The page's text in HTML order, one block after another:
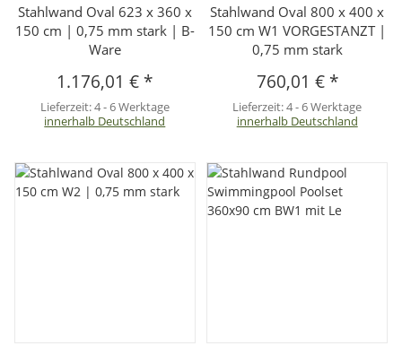
Stahlwand Oval 623 x 360 x
150 cm | 0,75 mm stark | B-
Ware
1.176,01 € *
Lieferzeit:4 - 6 Werktage
innerhalb Deutschland
Stahlwand Oval 800 x 400 x
150 cm W1 VORGESTANZT |
0,75 mm stark
760,01 € *
Lieferzeit:4 - 6 Werktage
innerhalb Deutschland